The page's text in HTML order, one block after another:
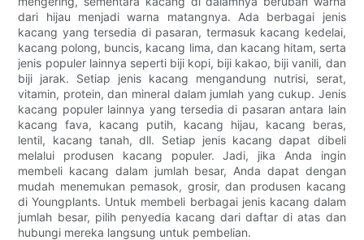
dari hijau menjadi warna matangnya. Ada berbagai jenis
kacang yang tersedia di pasaran, termasuk kacang kedelai,
kacang polong, buncis, kacang lima, dan kacang hitam, serta
jenis populer lainnya seperti biji kopi, biji kakao, biji vanili, dan
biji jarak. Setiap jenis kacang mengandung nutrisi, serat,
vitamin, protein, dan mineral dalam jumlah yang cukup. Jenis
kacang populer lainnya yang tersedia di pasaran antara lain
kacang fava, kacang putih, kacang hijau, kacang beras,
lentil, kacang tanah, dll. Setiap jenis kacang dapat dibeli
melalui produsen kacang populer. Jadi, jika Anda ingin
membeli kacang dalam jumlah besar, Anda dapat dengan
mudah menemukan pemasok, grosir, dan produsen kacang
di Youngplants. Untuk membeli berbagai jenis kacang dalam
jumlah besar, pilih penyedia kacang dari daftar di atas dan
hubungi mereka langsung untuk pembelian.